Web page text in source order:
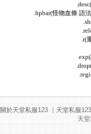
.hpbar(怪物血條 語
.r(
關於天堂私服123｜ 天堂私服
天